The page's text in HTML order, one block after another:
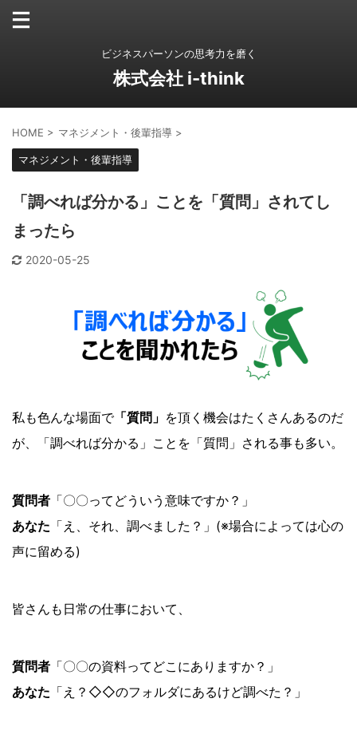
ビジネスパーソンの思考力を磨く
株式会社 i-think
HOME > マネジメント・後輩指導 >
マネジメント・後輩指導
「調べれば分かる」ことを「質問」されてし
まったら
2020-05-25
私も色んな場面で「質問」 を頂く機会はたくさんあるのだ
が、「調べれば分かる」ことを「質問」される事も多い。
質問者 「〇〇ってどういう意味ですか？」
あなた 「え、それ、調べました？」(※場合によっては心の
声に留める)
皆さんも日常の仕事において、
質問者 「〇〇の資料ってどこにありますか？」
あなた 「え？◇◇のフォルダにあるけど調べた？」